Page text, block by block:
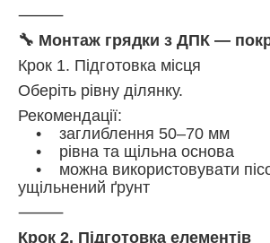
⸻
🔧 Монтаж грядки з ДПК —
Крок 1. Підготовка місця
Оберіть рівну ділянку.
Рекомендації:
• заглиблення 50–70 мм
• рівна та щільна основа
• можна використовувати
ущільнений ґрунт
⸻
Крок 2. Підготовка елементів